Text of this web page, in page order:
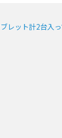
ット計2台入っ